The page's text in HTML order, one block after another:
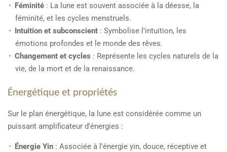
Féminité : La lune est souvent associée à la déesse, la
féminité, et les cycles menstruels.
Intuition et subconscient : Symbolise l'intuition, les
émotions profondes et le monde des rêves.
Changement et cycles : Représente les cycles naturels de la
vie, de la mort et de la renaissance.
Énergétique et propriétés
Sur le plan énergétique, la lune est considérée comme un
puissant amplificateur d'énergies :
Énergie Yin : Associée à l'énergie yin, douce, réceptive et